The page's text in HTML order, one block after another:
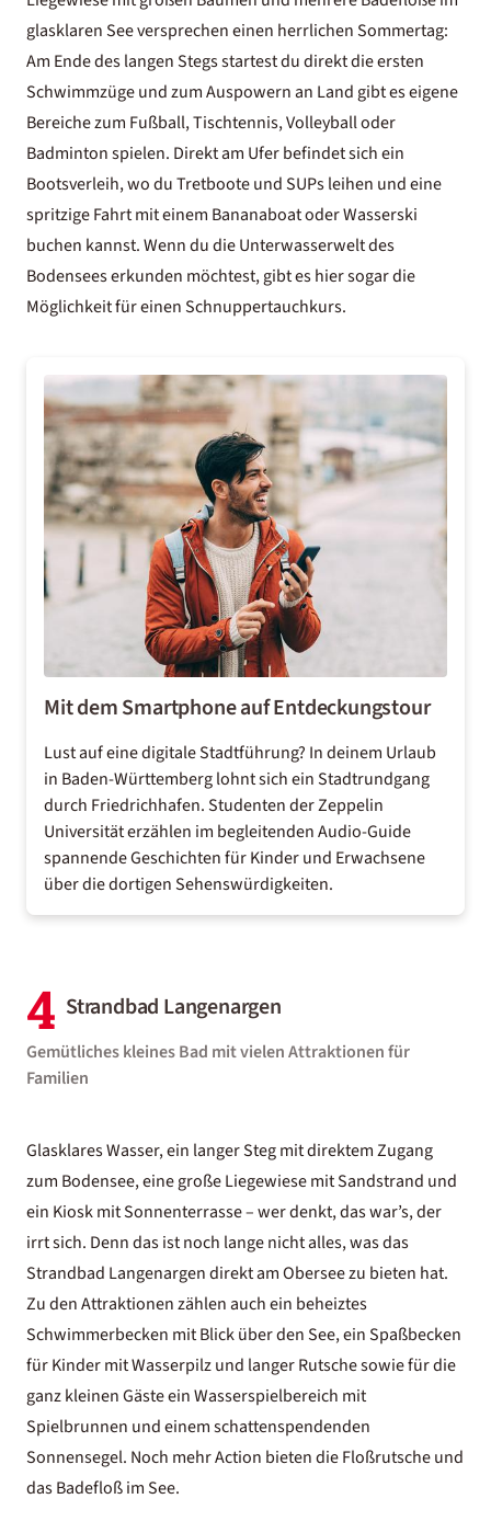
glasklaren See versprechen einen herrlichen Sommertag:
Am Ende des langen Stegs startest du direkt die ersten
Schwimmzüge und zum Auspowern an Land gibt es eigene
Bereiche zum Fußball, Tischtennis, Volleyball oder
Badminton spielen. Direkt am Ufer befindet sich ein
Bootsverleih, wo du Tretboote und SUPs leihen und eine
spritzige Fahrt mit einem Bananaboat oder Wasserski
buchen kannst. Wenn du die Unterwasserwelt des
Bodensees erkunden möchtest, gibt es hier sogar die
Möglichkeit für einen Schnuppertauchkurs.
Mit dem Smartphone auf Entdeckungstour
Lust auf eine digitale Stadtführung? In deinem Urlaub
in Baden-Württemberglohnt sich ein Stadtrundgang
durch Friedrichhafen. Studenten der Zeppelin
Universität erzählen im begleitendenAudio-Guide
spannende Geschichten für Kinder und Erwachsene
über die dortigen Sehenswürdigkeiten.
4 Strandbad Langenargen
Gemütliches kleines Bad mit vielen Attraktionen für
Familien
Glasklares Wasser, ein langer Steg mit direktem Zugang
zum Bodensee, eine große Liegewiese mit Sandstrand und
ein Kiosk mit Sonnenterrasse – wer denkt, das war’s, der
irrt sich. Denn das ist noch lange nicht alles, was das
Strandbad Langenargen direkt am Obersee zu bieten hat.
Zu den Attraktionen zählen auch ein beheiztes
Schwimmerbecken mit Blick über den See, ein Spaßbecken
für Kinder mit Wasserpilz und langer Rutsche sowie für die
ganz kleinen Gäste ein Wasserspielbereich mit
Spielbrunnen und einem schattenspendenden
Sonnensegel. Noch mehr Action bieten die Floßrutsche und
das Badefloß im See.